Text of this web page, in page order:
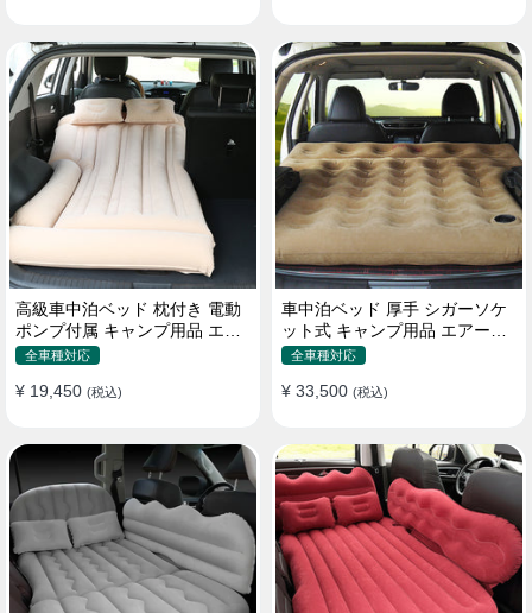
高級車中泊ベッド 枕付き 電動
ポンプ付属 キャンプ用品 エア
ーベッド 普通車 SUV
全車種対応
¥ 19,450 (税込)
車中泊ベッド 厚手 シガーソケ
ット式 キャンプ用品 エアーベ
ッド 収納袋付き 普通車 SUV適
全車種対応
¥ 33,500 (税込)